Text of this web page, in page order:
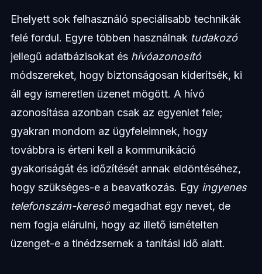
Ehelyett sok felhasználó speciálisabb technikák
felé fordul. Egyre többen használnak tudakozó
jellegű adatbázisokat és hívóazonosító
módszereket, hogy biztonságosan kiderítsék, ki
áll egy ismeretlen üzenet mögött. A hívó
azonosítása azonban csak az egyenlet fele;
gyakran mondom az ügyfeleimnek, hogy
továbbra is érteni kell a kommunikáció
gyakoriságát és időzítését annak eldöntéséhez,
hogy szükséges-e a beavatkozás. Egy ingyenes
telefonszám-keresőmegadhat egy nevet, de
nem fogja elárulni, hogy az illető ismételten
üzenget-e a tinédzsernek a tanítási idő alatt.